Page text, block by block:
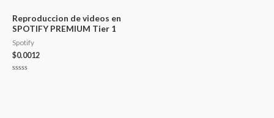
Reproduccion de videos en
SPOTIFY PREMIUM Tier 1
Spotify
$0.0012